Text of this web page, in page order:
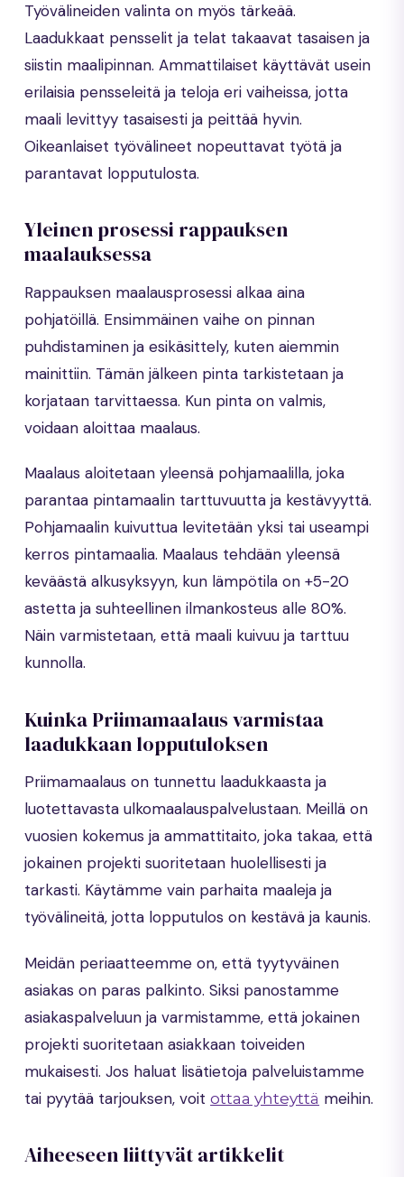
Työvälineiden valinta on myös tärkeää.
Laadukkaat pensselit ja telat takaavat tasaisen ja
siistin maalipinnan. Ammattilaiset käyttävät usein
erilaisia pensseleitä ja teloja eri vaiheissa, jotta
maali levittyy tasaisesti ja peittää hyvin.
Oikeanlaiset työvälineet nopeuttavat työtä ja
parantavat lopputulosta.
Yleinen prosessi rappauksen
maalauksessa
Rappauksen maalausprosessi alkaa aina
pohjatöillä. Ensimmäinen vaihe on pinnan
puhdistaminen ja esikäsittely, kuten aiemmin
mainittiin. Tämän jälkeen pinta tarkistetaan ja
korjataan tarvittaessa. Kun pinta on valmis,
voidaan aloittaa maalaus.
Maalaus aloitetaan yleensä pohjamaalilla, joka
parantaa pintamaalin tarttuvuutta ja kestävyyttä.
Pohjamaalin kuivuttua levitetään yksi tai useampi
kerros pintamaalia. Maalaus tehdään yleensä
keväästä alkusyksyyn, kun lämpötila on +5-20
astetta ja suhteellinen ilmankosteus alle 80%.
Näin varmistetaan, että maali kuivuu ja tarttuu
kunnolla.
Kuinka Priimamaalaus varmistaa
laadukkaan lopputuloksen
Priimamaalaus on tunnettu laadukkaasta ja
luotettavasta ulkomaalauspalvelustaan. Meillä on
vuosien kokemus ja ammattitaito, joka takaa, että
jokainen projekti suoritetaan huolellisesti ja
tarkasti. Käytämme vain parhaita maaleja ja
työvälineitä, jotta lopputulos on kestävä ja kaunis.
Meidän periaatteemme on, että tyytyväinen
asiakas on paras palkinto. Siksi panostamme
asiakaspalveluun ja varmistamme, että jokainen
projekti suoritetaan asiakkaan toiveiden
mukaisesti. Jos haluat lisätietoja palveluistamme
tai pyytää tarjouksen, voitottaa yhteyttä meihin.
Aiheeseen liittyvät artikkelit